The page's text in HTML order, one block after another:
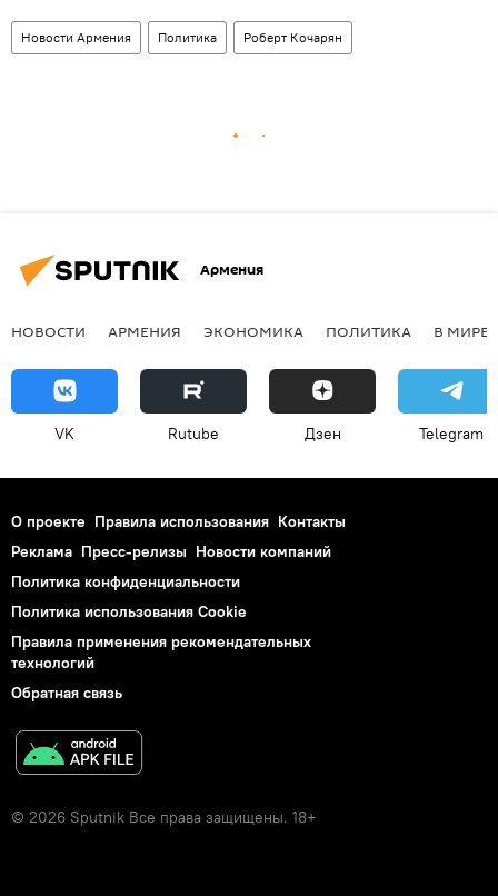
Новости Армения Политика Роберт Кочарян
Армения
НОВОСТИ АРМЕНИЯ ЭКОНОМИКА ПОЛИТИКА В МИРЕ
VK Rutube Дзен Telegram
О проекте Правила использования Контакты
Реклама Пресс-релизы Новости компаний
Политика конфиденциальности
Политика использования Cookie
Правила применения рекомендательных
технологий
Обратная связь
© 2026 Sputnik Все права защищены. 18+